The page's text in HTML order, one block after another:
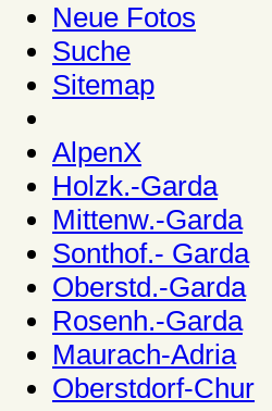
Neue Fotos
Suche
Sitemap
AlpenX
Holzk.-Garda
Mittenw.-Garda
Sonthof.- Garda
Oberstd.-Garda
Rosenh.-Garda
Maurach-Adria
Oberstdorf-Chur